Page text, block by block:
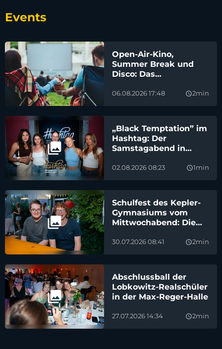
Events
Open-Air-Kino,
Summer Break und
Disco: Das
um Weiden
06.08.2026 17:48 query_builder2min
„Black Temptation” im
Hashtag: Der
Samstagabend in
02.08.2026 08:23 query_builder1min
Schulfest des Kepler-
Gymnasiums vom
Mittwochabend: Die
30.07.2026 08:41 query_builder2min
Abschlussball der
Lobkowitz-Realschüler
in der Max-Reger-Halle
27.07.2026 14:34 query_builder2min